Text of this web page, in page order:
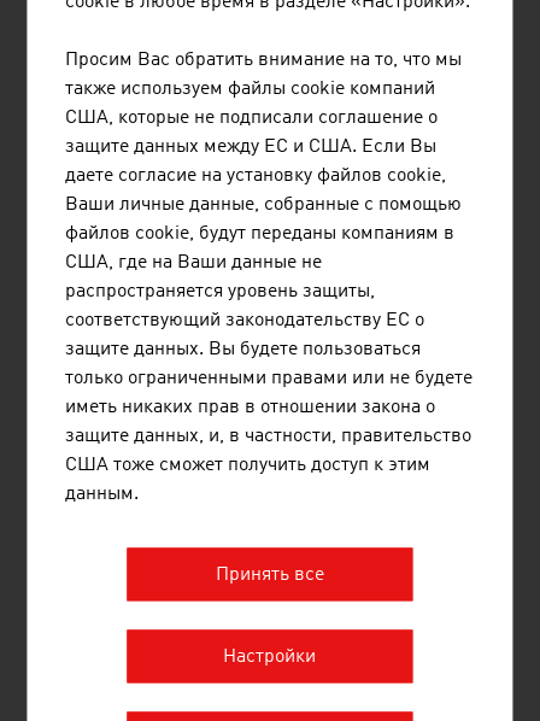
Источник: Statistik Austria (данные за 2023 г.)
евро
Резиновые и пластмассовые изделия 246.156
Стекло, изделия из камня и грунта
Чугун, сталь, ферросплавы, трубы,
литье чугуна и стали
Цветные металлы, литье легких и
тяжелых металлов
110.166
Металлические изделия
listen
links
ССЫЛКИ
Statistics Austria
Просим Вас обратить внимание на то, что мы
также используем файлы cookie компаний
США, которые не подписали соглашение о
защите данных между ЕС и США. Если Вы
даете согласие на установку файлов cookie,
Ваши личные данные, собранные с помощью
файлов cookie, будут переданы компаниям в
США, где на Ваши данные не
распространяется уровень защиты,
соответствующий законодательству ЕС о
защите данных. Вы будете пользоваться
только ограниченными правами или не будете
иметь никаких прав в отношении закона о
защите данных, и, в частности, правительство
США тоже сможет получить доступ к этим
данным.
Принять все
Настройки